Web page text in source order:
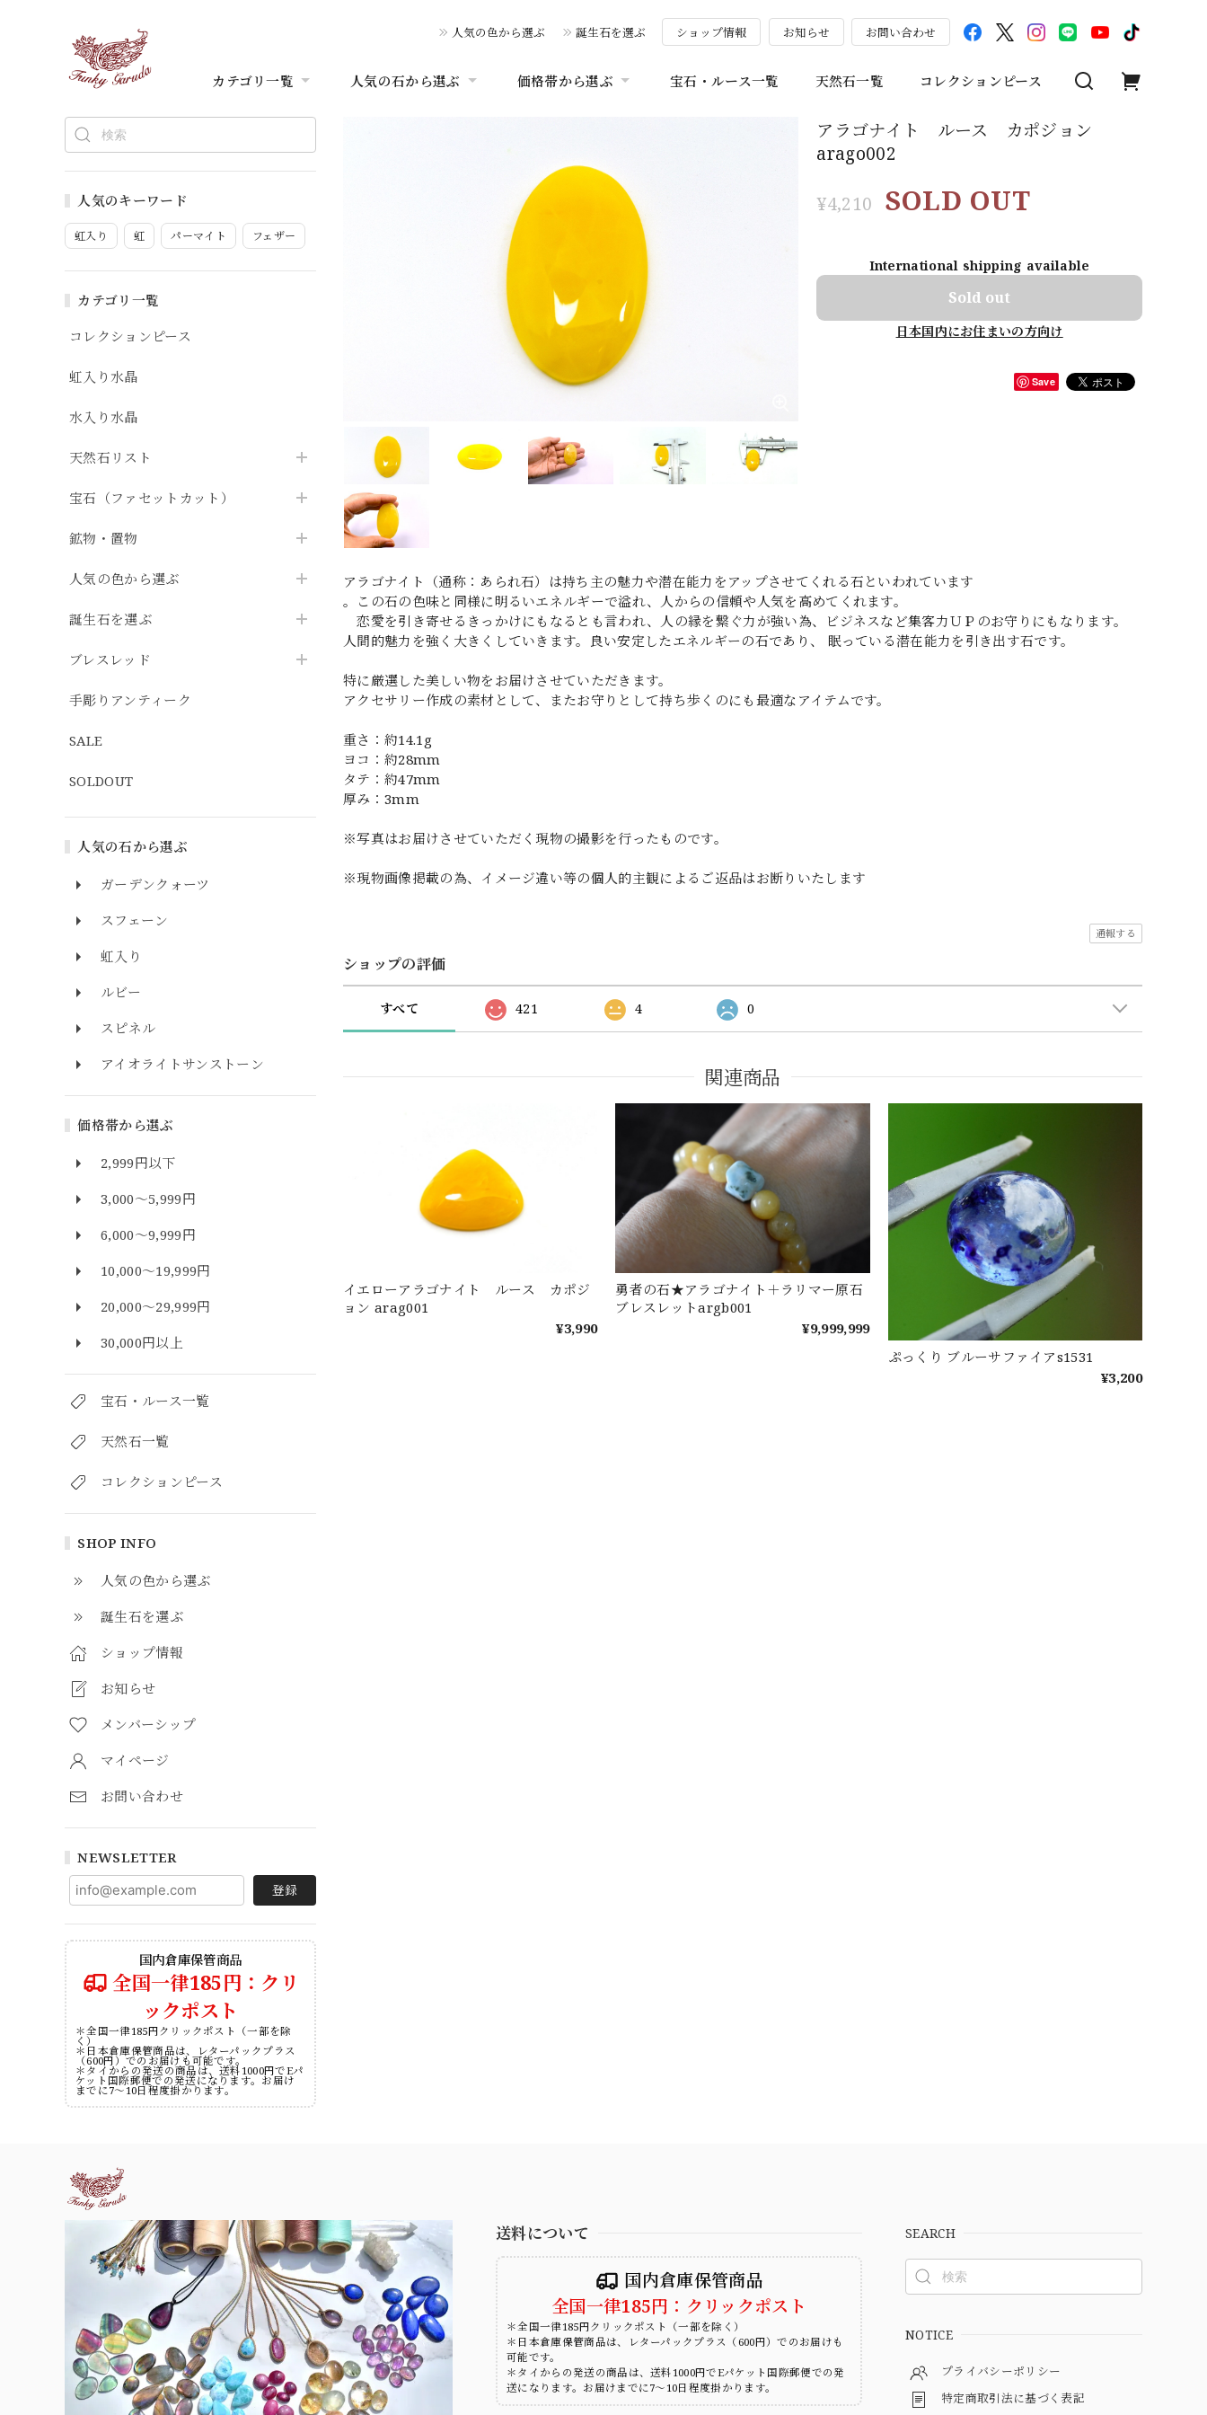
人気の色から選ぶ 誕生石を選ぶ ショップ情報 お知らせ お問い合わせ
カテゴリ一覧 人気の石から選ぶ 価格帯から選ぶ 宝石・ルース一覧 天然石一覧 コレクションピース
人気のキーワード
虹入り 虹 パーマイト フェザー
カテゴリ一覧
コレクションピース
虹入り水晶
水入り水晶
天然石リスト
宝石（ファセットカット）
鉱物・置物
人気の色から選ぶ
誕生石を選ぶ
ブレスレッド
手彫りアンティーク
SALE
SOLDOUT
人気の石から選ぶ
ガーデンクォーツ
スフェーン
虹入り
ルビー
スピネル
アイオライトサンストーン
価格帯から選ぶ
2,999円以下
3,000～5,999円
6,000～9,999円
10,000～19,999円
20,000～29,999円
30,000円以上
宝石・ルース一覧
天然石一覧
コレクションピース
SHOP INFO
人気の色から選ぶ
誕生石を選ぶ
ショップ情報
お知らせ
メンバーシップ
マイページ
お問い合わせ
NEWSLETTER
登録
国内倉庫保管商品
全国一律185円：クリ
ックポスト
＊全国一律185円クリックポスト（一部を除
く）
＊日本倉庫保管商品は、レターパックプラス
（600円）でのお届けも可能です。
＊タイからの発送の商品は、送料1000円でEパ
ケット国際郵便での発送になります。お届け
までに7～10日程度掛かります。
アラゴナイト ルース カポジョン
arago002
¥4,210 SOLD OUT
International shipping available
Sold out
日本国内にお住まいの方向け
Save
アラゴナイト（通称：あられ石）は持ち主の魅力や潜在能力をアップさせてくれる石といわれています
。この石の色味と同様に明るいエネルギーで溢れ、人からの信頼や人気を高めてくれます。
恋愛を引き寄せるきっかけにもなるとも言われ、人の縁を繋ぐ力が強い為、ビジネスなど集客力ＵＰのお守りにもなります。
人間的魅力を強く大きくしていきます。良い安定したエネルギーの石であり、 眠っている潜在能力を引き出す石です。
特に厳選した美しい物をお届けさせていただきます。
アクセサリー作成の素材として、またお守りとして持ち歩くのにも最適なアイテムです。
重さ：約14.1g
ヨコ：約28mm
タテ：約47mm
厚み：3mm
※写真はお届けさせていただく現物の撮影を行ったものです。
※現物画像掲載の為、イメージ違い等の個人的主観によるご返品はお断りいたします
通報する
ショップの評価
すべて 421 4 0
関連商品
イエローアラゴナイト ルース カポジ
ョン arag001
¥3,990
勇者の石★アラゴナイト＋ラリマー原石
ブレスレットargb001
¥9,999,999
ぷっくり ブルーサファイアs1531
¥3,200
送料について
国内倉庫保管商品
全国一律185円：クリックポスト
＊全国一律185円クリックポスト（一部を除く）
＊日本倉庫保管商品は、レターパックプラス（600円）でのお届けも
可能です。
＊タイからの発送の商品は、送料1000円でEパケット国際郵便での発
送になります。お届けまでに7～10日程度掛かります。
SEARCH
NOTICE
プライバシーポリシー
特定商取引法に基づく表記